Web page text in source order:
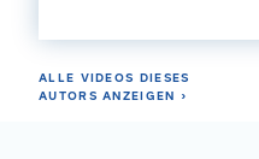
ALLE VIDEOS DIESES
AUTORS ANZEIGEN ›